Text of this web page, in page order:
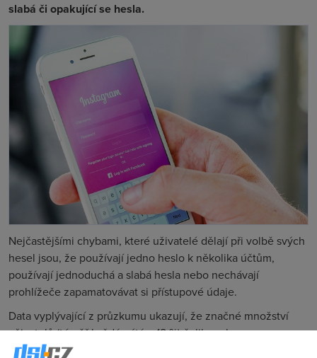
slabá či opakující se hesla.
Nejčastějšími chybami, které uživatelé dělají při volbě svých
hesel jsou, že používají jedno heslo k několika účtům,
používají jednoduchá a slabá hesla nebo nechávají
prohlížeče zapamatovávat si přístupové údaje.
Data vyplývající z průzkumu ukazují, že značné množství
uživatelů (téměř každý pátý – 18 %) čelilo pokusu o
nabourání svých účtů, přičemž se ale pouze malé procento